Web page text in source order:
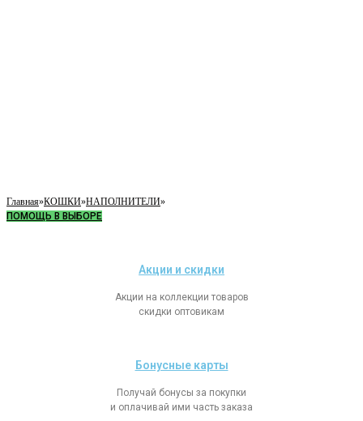
Главная»КОШКИ»НАПОЛНИТЕЛИ»
ПОМОЩЬ В ВЫБОРЕ
Акции и скидки
Акции на коллекции товаров
скидки оптовикам
Бонусные карты
Получай бонусы за покупки
и оплачивай ими часть заказа